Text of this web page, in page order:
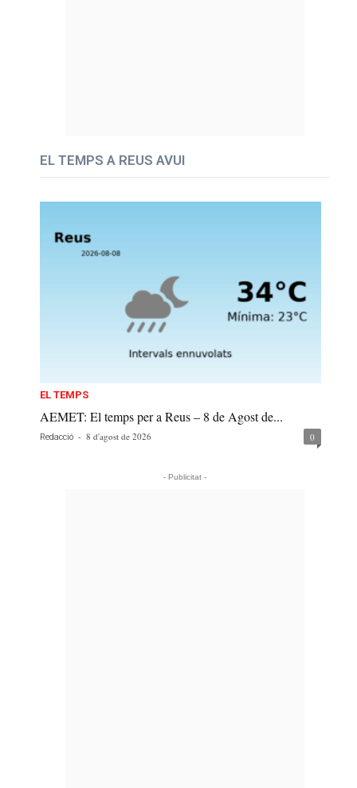
EL TEMPS A REUS AVUI
EL TEMPS
AEMET: El temps per a Reus – 8 de Agost de...
Redacció - 8 d'agost de 2026 0
- Publicitat -